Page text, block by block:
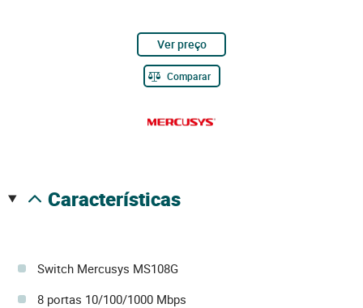
Ver preço
Comparar
características
Switch Mercusys MS108G
8 portas 10/100/1000 Mbps